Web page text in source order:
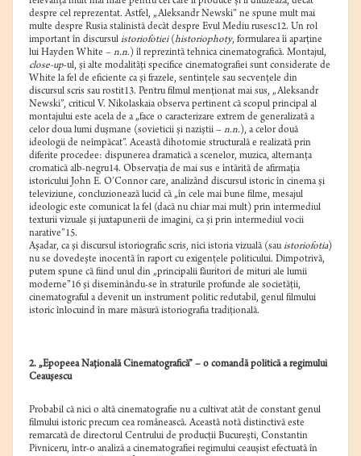
despre cel reprezentat. Astfel, „Aleksandr Newski” ne spune mult mai
multe despre Rusia stalinistă decât despre Evul Mediu rusesc12. Un rol
important în discursul istoriofotiei(historiophoty, formularea îi aparţine
lui Hayden White – n.n.) îl reprezintă tehnica cinematografică. Montajul,
close-up-ul, şi alte modalităţi specifice cinematografiei sunt considerate de
White la fel de eficiente ca şi frazele, sentinţele sau secvenţele din
discursul scris sau rostit13. Pentru filmul menţionat mai sus, „Aleksandr
Newski”, criticul V. Nikolaskaia observa pertinent că scopul principal al
montajului este acela de a „face o caracterizare extrem de generalizată a
celor doua lumi duşmane (sovieticii şi naziştii – n.n.), a celor două
ideologii de neîmpăcat”. Această dihotomie structurală e realizată prin
diferite procedee: dispunerea dramatică a scenelor, muzica, alternanţa
cromatică alb-negru14. Observaţia de mai sus e întărită de afirmaţia
istoricului John E. O’Connor care, analizând discursul istoric în cinema şi
televiziune, concluzionează lucid că „în cele mai bune filme, mesajul
ideologic este comunicat la fel (dacă nu chiar mai mult) prin intermediul
texturii vizuale şi juxtapunerii de imagini, ca şi prin intermediul vocii
narative”15.
Aşadar, ca şi discursul istoriografic scris, nici istoria vizuală (sau istoriofotia)
nu se dovedeşte inocentă în raport cu exigenţele politicului. Dimpotrivă,
putem spune că fiind unul din „principalii făuritori de mituri ale lumii
moderne”16 şi diseminându-se în straturile profunde ale societăţii,
cinematograful a devenit un instrument politic redutabil, genul filmului
istoric înlocuind în mare măsură istoriografia tradiţională.
2. „Epopeea Naţională Cinematografică” – o comandă politică a regimului
Ceauşescu
Probabil că nici o altă cinematografie nu a cultivat atât de constant genul
filmului istoric precum cea românească. Această notă distinctivă este
remarcată de directorul Centrului de producţii Bucureşti, Constantin
Pivniceru, într-o analiză a cinematografiei regimului ceauşist efectuată în